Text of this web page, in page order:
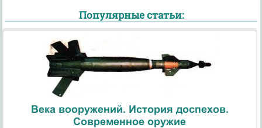
Популярные статьи:
Века вооружений. История доспехов.
Современное оружие